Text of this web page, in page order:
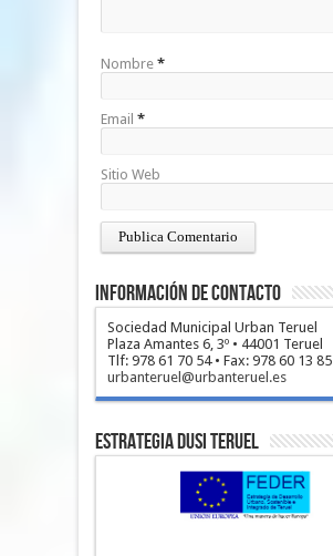
Nombre *
Email *
Sitio Web
Información de Contacto
Sociedad Municipal Urban Teruel
Plaza Amantes 6, 3º • 44001 Teruel
Tlf: 978 61 70 54 • Fax: 978 60 13 85
urbanteruel@urbanteruel.es
Estrategia DUSI Teruel